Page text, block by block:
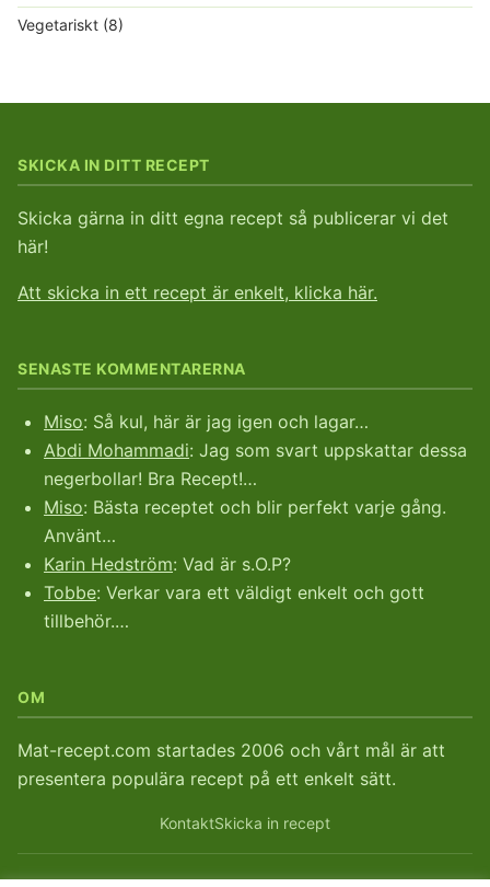
Vegetariskt (8)
SKICKA IN DITT RECEPT
Skicka gärna in ditt egna recept så publicerar vi det
här!
Att skicka in ett recept är enkelt, klicka här.
SENASTE KOMMENTARERNA
Miso: Så kul, här är jag igen och lagar…
Abdi Mohammadi: Jag som svart uppskattar dessa
negerbollar! Bra Recept!…
Miso: Bästa receptet och blir perfekt varje gång.
Använt…
Karin Hedström: Vad är s.O.P?
Tobbe: Verkar vara ett väldigt enkelt och gott
tillbehör.…
OM
Mat-recept.com startades 2006 och vårt mål är att
presentera populära recept på ett enkelt sätt.
KontaktSkicka in recept